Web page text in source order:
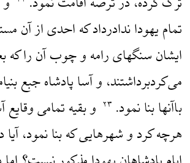
تمام یهودا ندادرداد که احدی از آن
ایشان سنگهای رامه و چوب آن را که
می‌کردبرداشتند، و آسا پادشاه جبع
باآنها بنا نمود. ۲۳ و بقیه تمامی
هرچه کرد و شهرهایی که بنا نمود،